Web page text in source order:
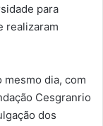
para
realizaram
dia, com
Cesgranrio
dos